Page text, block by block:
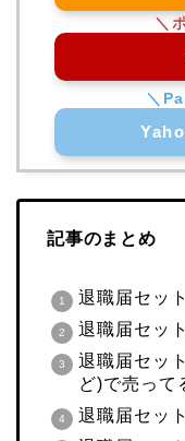
記事のまとめ
退職届セッ
退職届セッ
退職届セッ
ど)で売って
退職届セッ